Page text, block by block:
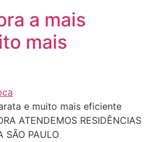
a mais
mais
e muito mais eficiente
ATENDEMOS RESIDÊNCIAS
SÃO PAULO